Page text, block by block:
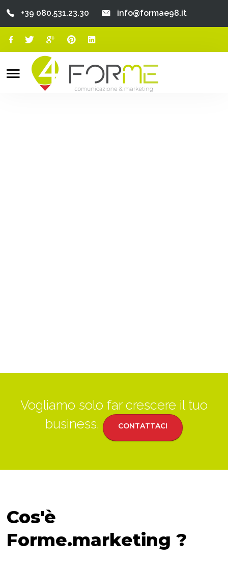
Chi Siamo
+39 080.531.23.30 info@formae98.it
Search
Vogliamo solo far crescere il tuo
business.
CONTATTACI
Cos'è
Forme.marketing ?